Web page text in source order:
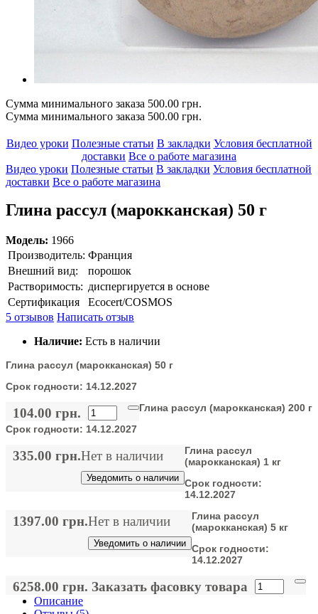
Сумма минимального заказа 500.00 грн.
Сумма минимального заказа 500.00 грн.
Видео уроки Полезные статьи В закладки Условия бесплатной
доставки Все о работе магазина
Видео уроки Полезные статьи В закладки Условия бесплатной
доставки Все о работе магазина
Глина рассул (марокканская) 50 г
Модель: 1966
Производитель: Франция
Внешний вид:
порошок
Растворимость: диспергируется в основе
Сертификация
Ecocert/COSMOS
5 отзывов Написать отзыв
Наличие: Есть в наличии
Глина рассул (марокканская) 50 г
Срок годности: 14.12.2027
104.00 грн.
Глина рассул (марокканская) 200 г
Срок годности: 14.12.2027
335.00 грн.Нет в наличии
Уведомить о наличии
Глина рассул
(марокканская) 1 кг
Срок годности:
14.12.2027
1397.00 грн.Нет в наличии
Уведомить о наличии
Глина рассул
(марокканская) 5 кг
Срок годности:
14.12.2027
6258.00 грн. Заказать фасовку товара
Описание